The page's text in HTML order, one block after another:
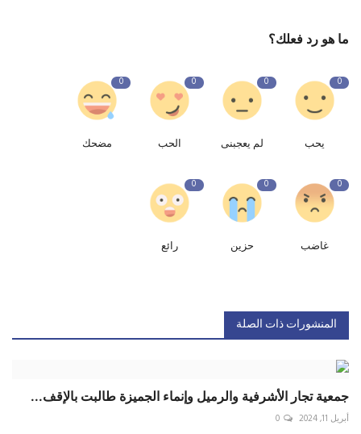
ما هو رد فعلك؟
0
يحب
0
لم يعجبنى
0
الحب
0
مضحك
0
غاضب
0
حزين
0
رائع
المنشورات ذات الصلة
جمعية تجار الأشرفية والرميل وإنماء الجميزة طالبت بالإقف...
أبريل 11, 2024 0